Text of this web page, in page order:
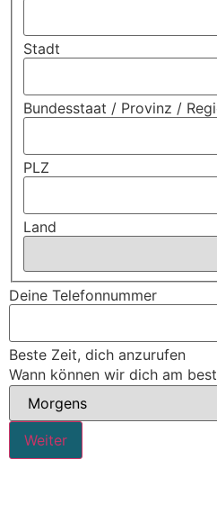
Stadt
Bundesstaat / Provinz /
PLZ
Land
Deine Telefonnummer
Beste Zeit, dich anzurufen
Wann können wir dich am